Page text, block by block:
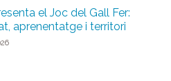
el Joc del Gall Fer:
aprenentatge i territori